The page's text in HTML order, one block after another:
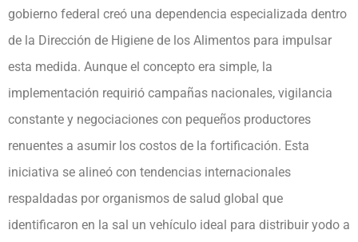
gobierno federal creó una dependencia especializada dentro
de la Dirección de Higiene de los Alimentos para impulsar
esta medida. Aunque el concepto era simple, la
implementación requirió campañas nacionales, vigilancia
constante y negociaciones con pequeños productores
renuentes a asumir los costos de la fortificación. Esta
iniciativa se alineó con tendencias internacionales
respaldadas por organismos de salud global que
identificaron en la sal un vehículo ideal para distribuir yodo a